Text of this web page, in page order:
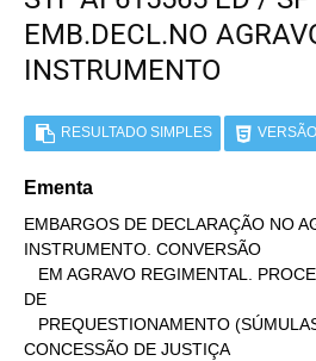
EMB.DECL.NO
INSTRUMENTO
RESULTADO SIMPLES
Ementa
EMBARGOS DE DECLARAÇÃO NO
INSTRUMENTO. CONVERSÃO
DE
CONCESSÃO DE JUSTIÇA